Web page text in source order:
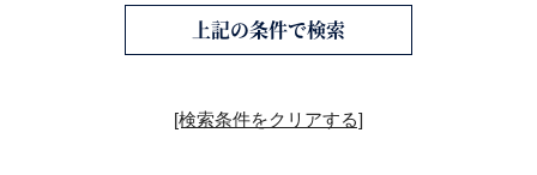
上記の条件で検索
[検索条件をクリアする]